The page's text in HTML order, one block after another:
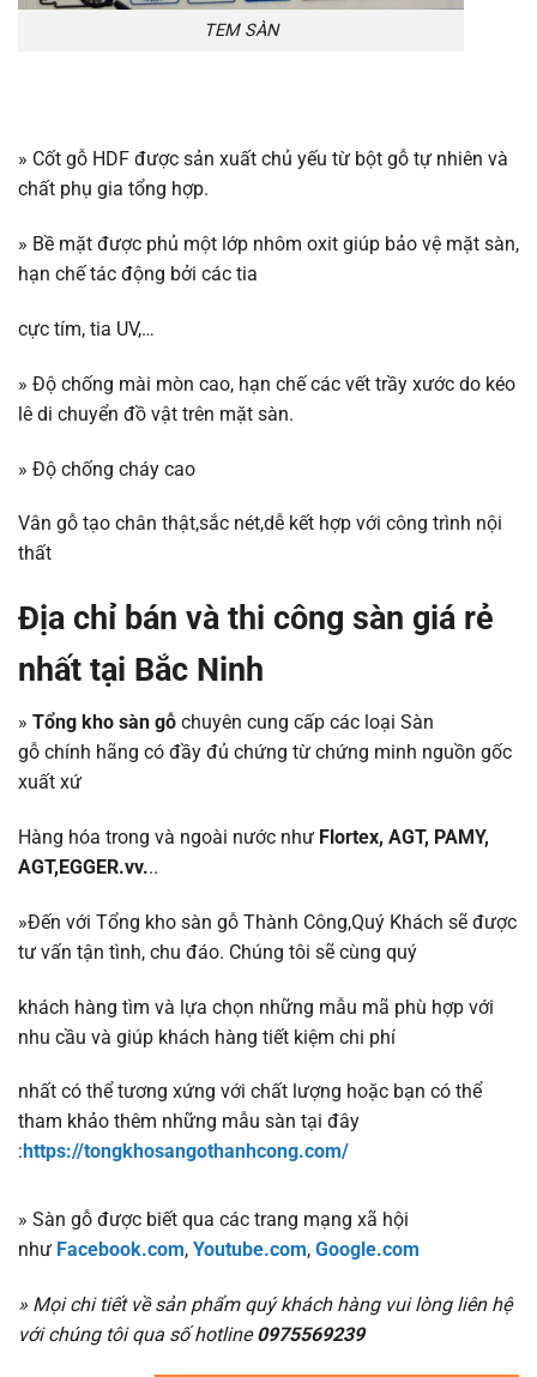
TEM SÀN
» Cốt gỗ HDF được sản xuất chủ yếu từ bột gỗ tự nhiên và
chất phụ gia tổng hợp.
» Bề mặt được phủ một lớp nhôm oxit giúp bảo vệ mặt sàn,
hạn chế tác động bởi các tia
cực tím, tia UV,…
» Độ chống mài mòn cao, hạn chế các vết trầy xước do kéo
lê di chuyển đồ vật trên mặt sàn.
» Độ chống cháy cao
Vân gỗ tạo chân thật,sắc nét,dễ kết hợp với công trình nội
thất
Địa chỉ bán và thi công sàn giá rẻ
nhất tại Bắc Ninh
» Tổng kho sàn gỗ chuyên cung cấp các loại Sàn
gỗ chính hãng có đầy đủ chứng từ chứng minh nguồn gốc
xuất xứ
Hàng hóa trong và ngoài nước như Flortex, AGT, PAMY,
AGT,EGGER.vv...
»Đến với Tổng kho sàn gỗ Thành Công,Quý Khách sẽ được
tư vấn tận tình, chu đáo. Chúng tôi sẽ cùng quý
khách hàng tìm và lựa chọn những mẫu mã phù hợp với
nhu cầu và giúp khách hàng tiết kiệm chi phí
nhất có thể tương xứng với chất lượng hoặc bạn có thể
tham khảo thêm những mẫu sàn tại đây
: https://tongkhosangothanhcong.com/
» Sàn gỗ được biết qua các trang mạng xã hội
như Facebook.com, Youtube.com, Google.com
» Mọi chi tiết về sản phẩm quý khách hàng vui lòng liên hệ
với chúng tôi qua số hotline0975569239